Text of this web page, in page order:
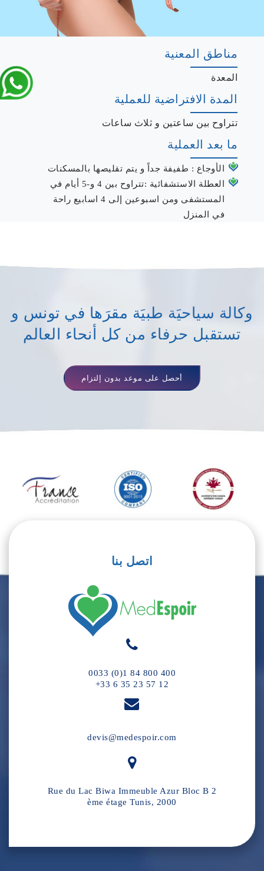
مناطق المعنية
المعدة
المدة الافتراضية للعملية
تتراوح بين ساعتين و ثلاث ساعات
ما بعد العملية
الأوجاع : طفيفة جداً و يتم تقليصها بالمسكنات
العطلة الاستشفائية :تتراوح بين 4 و-5 أيام في
المستشفى ومن اسبوعين إلى 4 اسابيع راحة
في المنزل
وكالة سياحيَة طبيَة مقرَها في تونس و
تستقبل حرفاء من كل أنحاء العالم
أحصل على موعد بدون إلتزام
اتصل بنا
0033 (0)1 84 800 400
+33 6 35 23 57 12
devis@medespoir.com
Rue du Lac Biwa Immeuble Azur Bloc B 2
ème étage Tunis, 2000